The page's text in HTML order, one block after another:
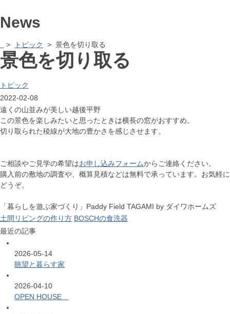
News
> トピック > 景色を切り取る
景色を切り取る
トピック
2022-02-08
遠くの山並みが美しい越後平野
この景色を楽しみたいと思ったときは横長の窓がおすすめ。
切り取られた稜線が大地の豊かさを感じさせます。
ご相談やご見学の希望はお申し込みフォームからご連絡ください。
購入前の敷地の調査や、概算見積などは無料で承っています。お気軽に
どうぞ。
「暮らしを遊ぶ家づくり」Paddy Field TAGAMI by ダイワホームズ
土間リビングの作り方 BOSCHの食洗器
最近の記事
2026-05-14
眺望と暮らす家
2026-04-10
OPEN HOUSE